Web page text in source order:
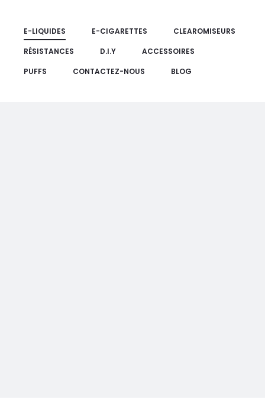
E-LIQUIDES E-CIGARETTES
CLEAROMISEURS
RÉSISTANCES
D.I.Y
ACCESSOIRES
PUFFS
CONTACTEZ-NOUS BLOG